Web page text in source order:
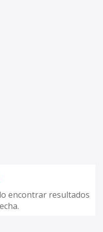
encontrar resultados